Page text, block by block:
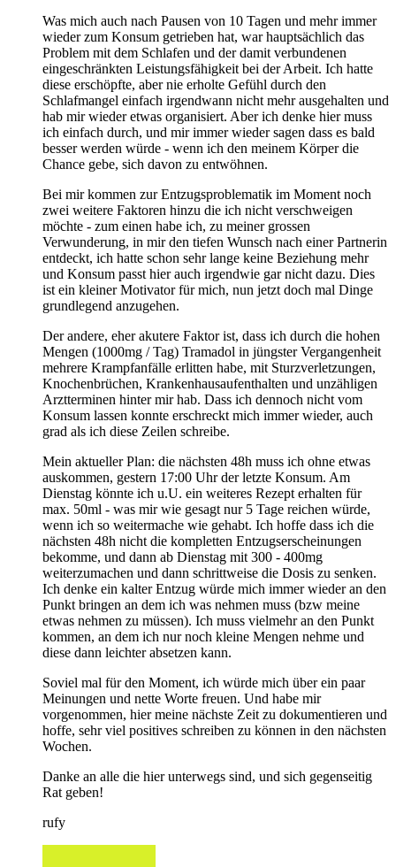
Was mich auch nach Pausen von 10 Tagen und mehr immer
wieder zum Konsum getrieben hat, war hauptsächlich das
Problem mit dem Schlafen und der damit verbundenen
eingeschränkten Leistungsfähigkeit bei der Arbeit. Ich hatte
diese erschöpfte, aber nie erholte Gefühl durch den
Schlafmangel einfach irgendwann nicht mehr ausgehalten und
hab mir wieder etwas organisiert. Aber ich denke hier muss
ich einfach durch, und mir immer wieder sagen dass es bald
besser werden würde - wenn ich den meinem Körper die
Chance gebe, sich davon zu entwöhnen.
Bei mir kommen zur Entzugsproblematik im Moment noch
zwei weitere Faktoren hinzu die ich nicht verschweigen
möchte - zum einen habe ich, zu meiner grossen
Verwunderung, in mir den tiefen Wunsch nach einer Partnerin
entdeckt, ich hatte schon sehr lange keine Beziehung mehr
und Konsum passt hier auch irgendwie gar nicht dazu. Dies
ist ein kleiner Motivator für mich, nun jetzt doch mal Dinge
grundlegend anzugehen.
Der andere, eher akutere Faktor ist, dass ich durch die hohen
Mengen (1000mg / Tag) Tramadol in jüngster Vergangenheit
mehrere Krampfanfälle erlitten habe, mit Sturzverletzungen,
Knochenbrüchen, Krankenhausaufenthalten und unzähligen
Arztterminen hinter mir hab. Dass ich dennoch nicht vom
Konsum lassen konnte erschreckt mich immer wieder, auch
grad als ich diese Zeilen schreibe.
Mein aktueller Plan: die nächsten 48h muss ich ohne etwas
auskommen, gestern 17:00 Uhr der letzte Konsum. Am
Dienstag könnte ich u.U. ein weiteres Rezept erhalten für
max. 50ml - was mir wie gesagt nur 5 Tage reichen würde,
wenn ich so weitermache wie gehabt. Ich hoffe dass ich die
nächsten 48h nicht die kompletten Entzugserscheinungen
bekomme, und dann ab Dienstag mit 300 - 400mg
weiterzumachen und dann schrittweise die Dosis zu senken.
Ich denke ein kalter Entzug würde mich immer wieder an den
Punkt bringen an dem ich was nehmen muss (bzw meine
etwas nehmen zu müssen). Ich muss vielmehr an den Punkt
kommen, an dem ich nur noch kleine Mengen nehme und
diese dann leichter absetzen kann.
Soviel mal für den Moment, ich würde mich über ein paar
Meinungen und nette Worte freuen. Und habe mir
vorgenommen, hier meine nächste Zeit zu dokumentieren und
hoffe, sehr viel positives schreiben zu können in den nächsten
Wochen.
Danke an alle die hier unterwegs sind, und sich gegenseitig
Rat geben!
rufy